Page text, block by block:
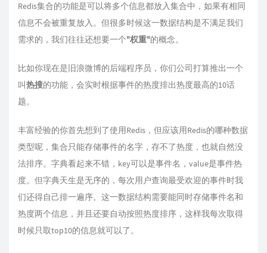
Redis集合的功能是可以将多个信息都放入集合中，如果有相同
信息不会被重复放入。但很多时候这一数据结构是不满足我们
需求的，我们往往还想要一个"权重"的概念。
比如你现在是旧浪微博的后端程序员，你们公司打算推出一个
叫热搜的功能，会实时根据事件的热度排出热度最高的10话
题。
丰富经验的你首先想到了使用Redis，但应该用Redis的哪种数据
类型呢，集合只能存储事件的名字，存不了热度，也就自然没
法排序。字典看起来不错，key可以是事件名，value是事件热
度。但字典天生是无序的，每次用户查询最受欢迎的事件时我
们还得自己排一遍序。这一数据结构需要能同时存储事件名和
热度两个信息，并且还要自动按照热度排序，这样我每次取得
时候只取top10的信息就可以了。